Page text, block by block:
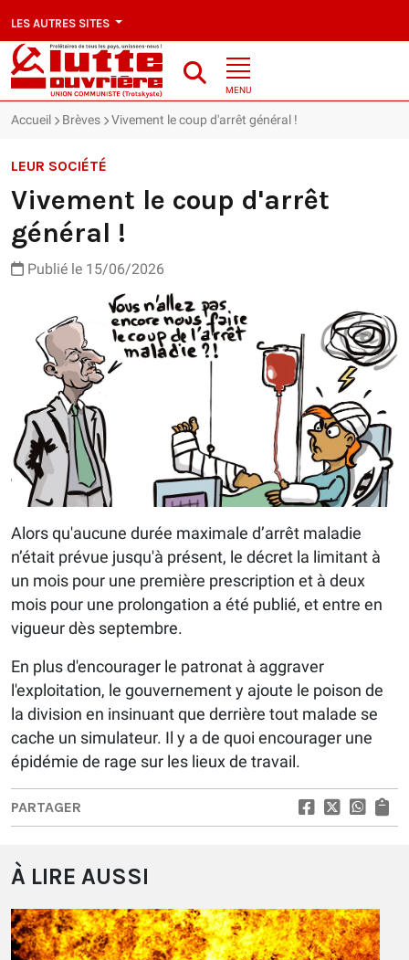
LES AUTRES SITES
MENU
Accueil Brèves Vivement le coup d'arrêt général !
LEUR SOCIÉTÉ
Vivement le coup d'arrêt
général !
Publié le 15/06/2026
Alors qu'aucune durée maximale d’arrêt maladie
n’était prévue jusqu'à présent, le décret la limitant à
un mois pour une première prescription et à deux
mois pour une prolongation a été publié, et entre en
vigueur dès septembre.
En plus d'encourager le patronat à aggraver
l'exploitation, le gouvernement y ajoute le poison de
la division en insinuant que derrière tout malade se
cache un simulateur. Il y a de quoi encourager une
épidémie de rage sur les lieux de travail.
PARTAGER
À LIRE AUSSI